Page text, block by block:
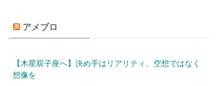
アメブロ
【木星双子座へ】決め手はリアリティ、空想ではなく
想像を